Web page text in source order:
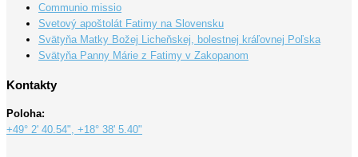
Communio missio
Svetový apoštolát Fatimy na Slovensku
Svätyňa Matky Božej Licheňskej, bolestnej kráľovnej Poľska
Svätyňa Panny Márie z Fatimy v Zakopanom
Kontakty
Poloha:
+49° 2' 40.54", +18° 38' 5.40"